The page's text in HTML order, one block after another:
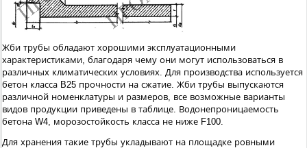
Жби трубы обладают хорошими эксплуатационными
характеристиками, благодаря чему они могут использоваться в
различных климатических условиях. Для производства используется
бетон класса B25 прочности на сжатие. Жби трубы выпускаются
различной номенклатуры и размеров, все возможные варианты
видов продукции приведены в таблице. Водонепроницаемость
бетона W4, морозостойкость класса не ниже F100.
Для хранения такие трубы укладывают на площадке ровными